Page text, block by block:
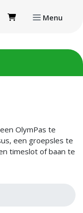
Menu
OlymPas te
een groepsles te
timeslot of baan te